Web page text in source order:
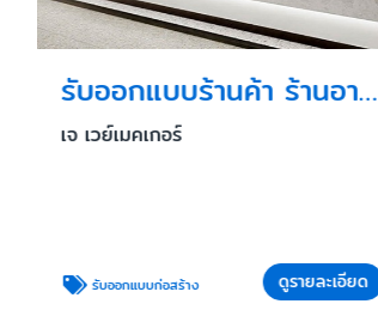
รับออกแบบร้านค้า ร้านอาหารในห้าง
เจ เวย์เมคเกอร์
รับออกแบบก่อสร้าง ดูรายละเอียด